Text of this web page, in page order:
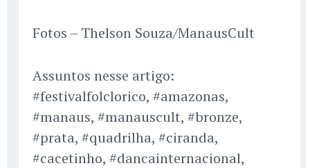
Fotos – Thelson Souza/ManausCult
Assuntos nesse artigo:
#festivalfolclorico, #amazonas,
#manaus, #manauscult, #bronze,
#prata, #quadrilha, #ciranda,
#cacetinho, #dancainternacional,